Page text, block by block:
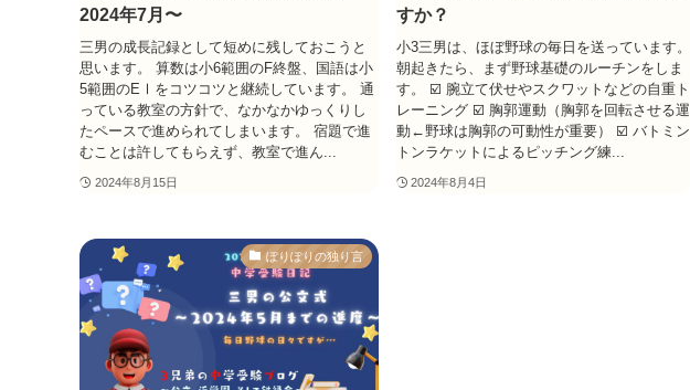
2024年7月〜
三男の成長記録として短めに残しておこうと
思います。 算数は小6範囲のF終盤、国語は小
5範囲のEⅠをコツコツと継続しています。 通
っている教室の方針で、なかなかゆっくりし
たペースで進められてしまいます。 宿題で進
むことは許してもらえず、教室で進ん...
2024年8月15日
すか？
小3三男は、ほぼ野球の毎日を送っています。
朝起きたら、まず野球基礎のルーチンをしま
す。 ☑️ 腕立て伏せやスクワットなどの自重ト
レーニング ☑️ 胸郭運動（胸郭を回転させる運
動←野球は胸郭の可動性が重要） ☑️ バトミン
トンラケットによるピッチング練...
2024年8月4日
ぽりぽりの独り言